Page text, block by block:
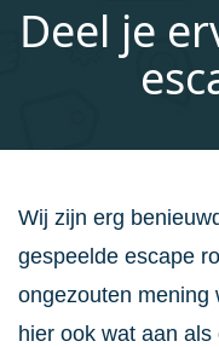
Deel je
Wij zijn erg
gespeelde escape
ongezouten mening
hier ook wat aan